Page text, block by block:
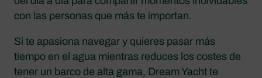
con las personas que más te importan.
Si te apasiona navegar y quieres pasar más
tiempo en el agua mientras reduces los costes de
tener un barco de alta gama, Dream Yacht te